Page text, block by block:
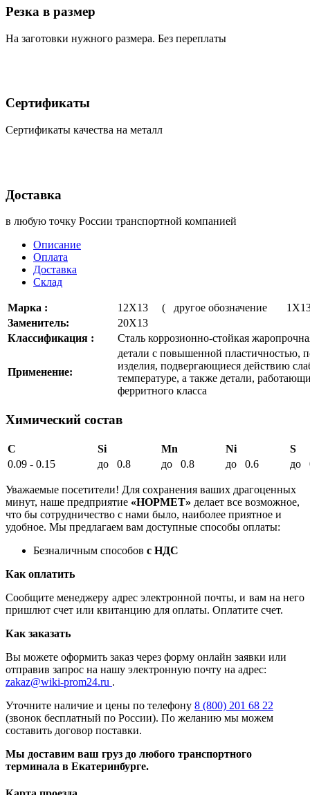
Резка в размер
На заготовки нужного размера. Без переплаты
Сертификаты
Сертификаты качества на металл
Доставка
в любую точку России транспортной компанией
Описание
Оплата
Доставка
Склад
Марка :
12Х13 ( другое обозначение
Заменитель:
20Х13
Классификация :
Сталь коррозионно-стойкая
Применение:
детали с повышенной пластичностью,
изделия, подвергающиеся действию
температуре, а также детали,
ферритного класса
Химический состав
C Si Mn Ni
S
0.09 - 0.15
до 0.8 до 0.8 до 0.6 до
Уважаемые посетители! Для сохранения ваших драгоценных
минут, наше предприятие «НОРМЕТ» делает все возможное,
что бы сотрудничество с нами было, наиболее приятное и
удобное. Мы предлагаем вам доступные способы оплаты:
Безналичным способов с НДС
Как оплатить
Сообщите менеджеру адрес электронной почты, и вам на него
пришлют счет или квитанцию для оплаты. Оплатите счет.
Как заказать
Вы можете оформить заказ через форму онлайн заявки или
отправив запрос на нашу электронную почту на адрес:
zakaz@wiki-prom24.ru .
Уточните наличие и цены по телефону 8 (800) 201 68 22
(звонок бесплатный по России). По желанию мы можем
составить договор поставки.
Мы доставим ваш груз до любого транспортного
терминала в Екатеринбурге.